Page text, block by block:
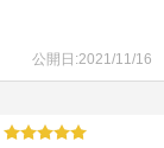
公開日:2021/11/16